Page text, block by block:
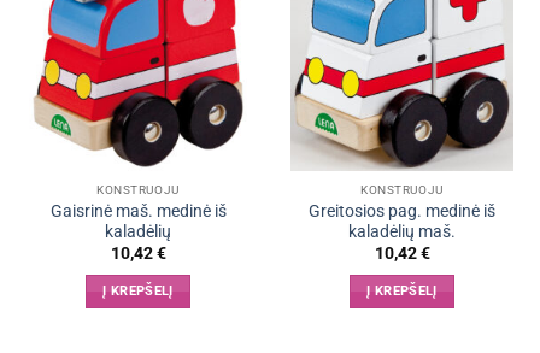
KONSTRUOJU
Gaisrinė maš. medinė iš
kaladėlių
10,42€
Į KREPŠELĮ
KONSTRUOJU
Greitosios pag. medinė iš
kaladėlių maš.
10,42€
Į KREPŠELĮ